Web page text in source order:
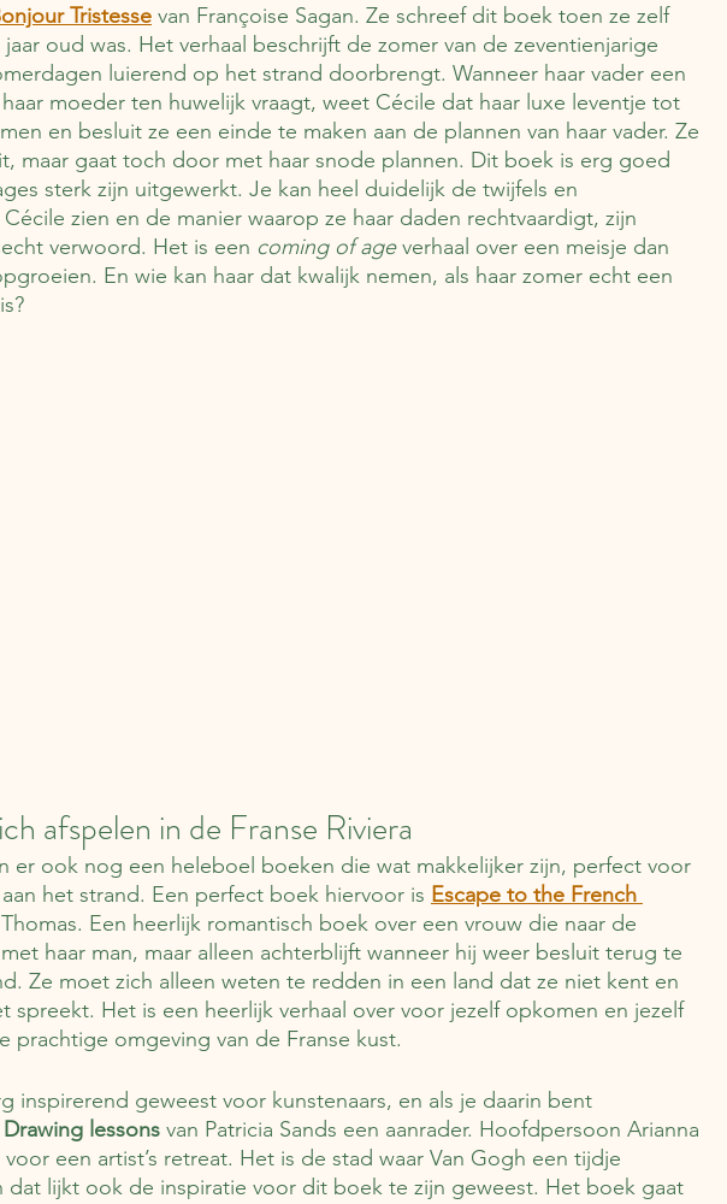
Tristesse van Françoise Sagan. Ze schreef dit boek toen ze zelf
oud was. Het verhaal beschrijft de zomer van de zeventienjarige
luierend op het strand doorbrengt. Wanneer haar vader een
moeder ten huwelijk vraagt, weet Cécile dat haar luxe leventje tot
en besluit ze een einde te maken aan de plannen van haar vader. Ze
maar gaat toch door met haar snode plannen. Dit boek is erg goed
sterk zijn uitgewerkt. Je kan heel duidelijk de twijfels en
zien en de manier waarop ze haar daden rechtvaardigt, zijn
verwoord. Het is een coming of age verhaal over een meisje dan
En wie kan haar dat kwalijk nemen, als haar zomer echt een
afspelen in de Franse Riviera
er ook nog een heleboel boeken die wat makkelijker zijn, perfect voor
het strand. Een perfect boek hiervoor is Escape to the French
Een heerlijk romantisch boek over een vrouw die naar de
haar man, maar alleen achterblijft wanneer hij weer besluit terug te
Ze moet zich alleen weten te redden in een land dat ze niet kent en
spreekt. Het is een heerlijk verhaal over voor jezelf opkomen en jezelf
prachtige omgeving van de Franse kust.
inspirerend geweest voor kunstenaars, en als je daarin bent
Drawing lessons van Patricia Sands een aanrader. Hoofdpersoon Arianna
een artist’s retreat. Het is de stad waar Van Gogh een tijdje
dat lijkt ook de inspiratie voor dit boek te zijn geweest. Het boek gaat